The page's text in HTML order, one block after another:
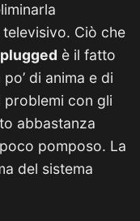
Ciò che
è il fatto
di anima e di
problemi con gli
abbastanza
pomposo. La
del sistema